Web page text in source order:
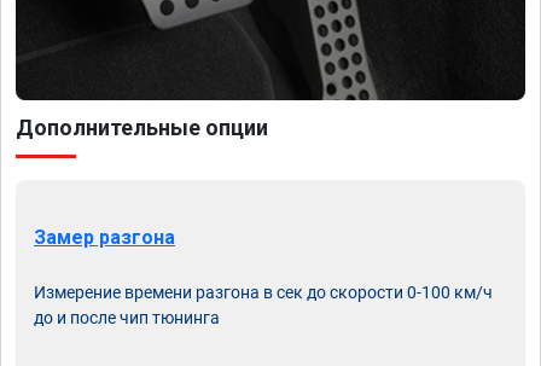
Дополнительные опции
Замер разгона
Измерение времени разгона в сек до скорости 0-100 км/ч
до и после чип тюнинга